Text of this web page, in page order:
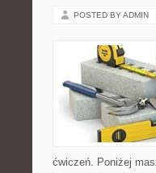
POSTED BY ADMIN
ćwiczeń. Poniżej